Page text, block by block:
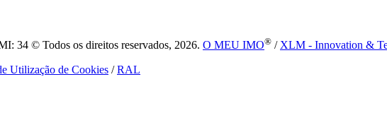
34 © Todos os direitos reservados, 2026. O MEU IMO® /XLM - Innovation &
Utilização de Cookies /RAL